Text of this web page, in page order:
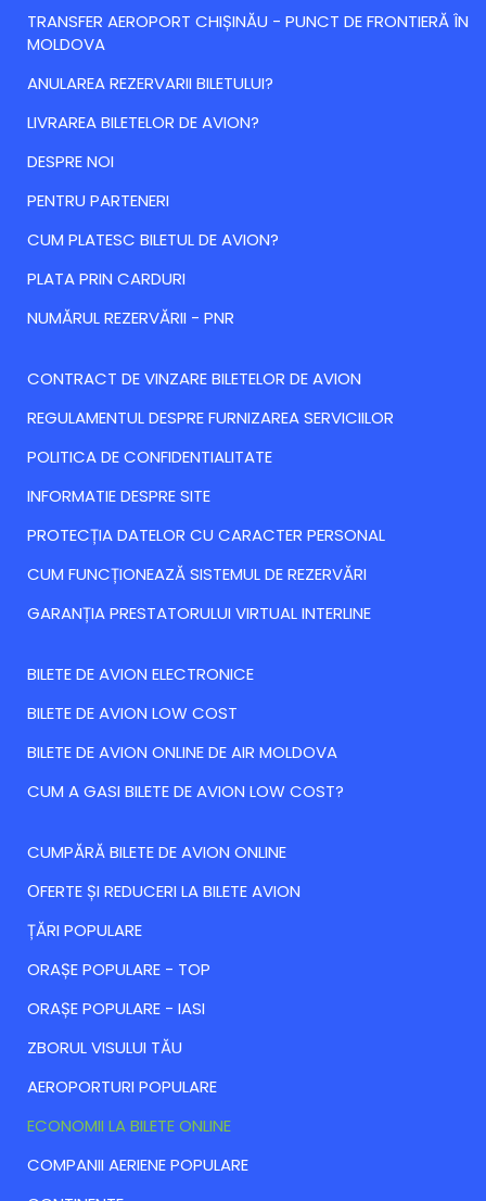
TRANSFER AEROPORT CHIȘINĂU - PUNCT DE FRONTIERĂ ÎN
MOLDOVA
ANULAREA REZERVARII BILETULUI?
LIVRAREA BILETELOR DE AVION?
DESPRE NOI
PENTRU PARTENERI
CUM PLATESC BILETUL DE AVION?
PLATA PRIN CARDURI
NUMĂRUL REZERVĂRII - PNR
CONTRACT DE VINZARE BILETELOR DE AVION
REGULAMENTUL DESPRE FURNIZAREA SERVICIILOR
POLITICA DE CONFIDENTIALITATE
INFORMATIE DESPRE SITE
PROTECȚIA DATELOR CU CARACTER PERSONAL
CUM FUNCȚIONEAZĂ SISTEMUL DE REZERVĂRI
GARANȚIA PRESTATORULUI VIRTUAL INTERLINE
BILETE DE AVION ELECTRONICE
BILETE DE AVION LOW COST
BILETE DE AVION ONLINE DE AIR MOLDOVA
CUM A GASI BILETE DE AVION LOW COST?
CUMPĂRĂ BILETE DE AVION ONLINE
ОFERTE ȘI REDUCERI LA BILETE AVION
ȚĂRI POPULARE
ORAȘE POPULARE - TOP
ORAȘE POPULARE - IASI
ZBORUL VISULUI TĂU
AEROPORTURI POPULARE
ECONOMII LA BILETE ONLINE
COMPANII AERIENE POPULARE